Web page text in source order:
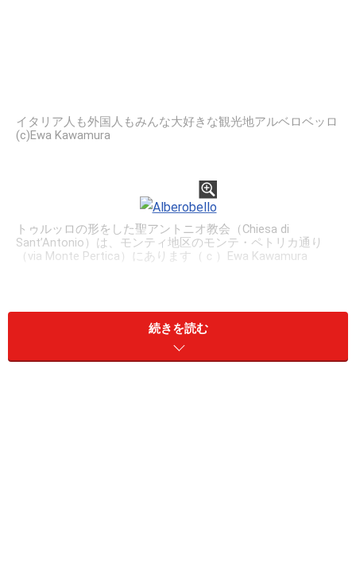
イタリア人も外国人もみんな大好きな観光地アルベロベッロ
(c)Ewa Kawamura
トゥルッロの形をした聖アントニオ教会（Chiesa di
Sant’Antonio）は、モンティ地区のモンテ・ペトリカ通り
（via Monte Pertica）にあります（ｃ）Ewa Kawamura
ルベロベッロは、三角とんがり帽子の屋根が連なった独
特で可愛らしい街並みで知られる町。南イタリア・プー
リア州を代表する観光地ですが、その観光化は比較的新
続きを読む